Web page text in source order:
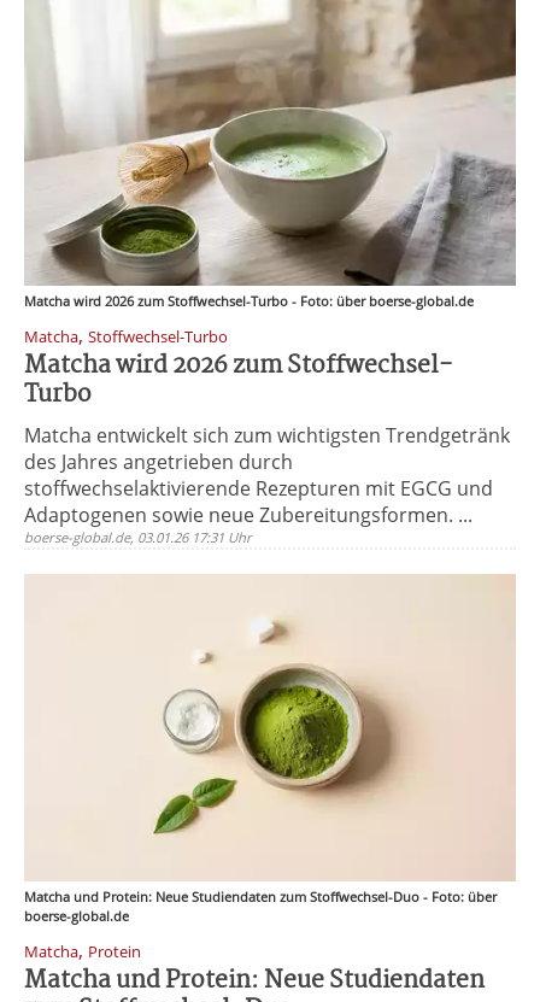
Matcha wird 2026 zum Stoffwechsel-Turbo - Foto: über boerse-global.de
Matcha, Stoffwechsel-Turbo
Matcha wird 2026 zum Stoffwechsel-
Turbo
Matcha entwickelt sich zum wichtigsten Trendgetränk
des Jahres angetrieben durch
stoffwechselaktivierende Rezepturen mit EGCG und
Adaptogenen sowie neue Zubereitungsformen. ...
boerse-global.de, 03.01.26 17:31 Uhr
Matcha und Protein: Neue Studiendaten zum Stoffwechsel-Duo - Foto: über
boerse-global.de
Matcha, Protein
Matcha und Protein: Neue Studiendaten